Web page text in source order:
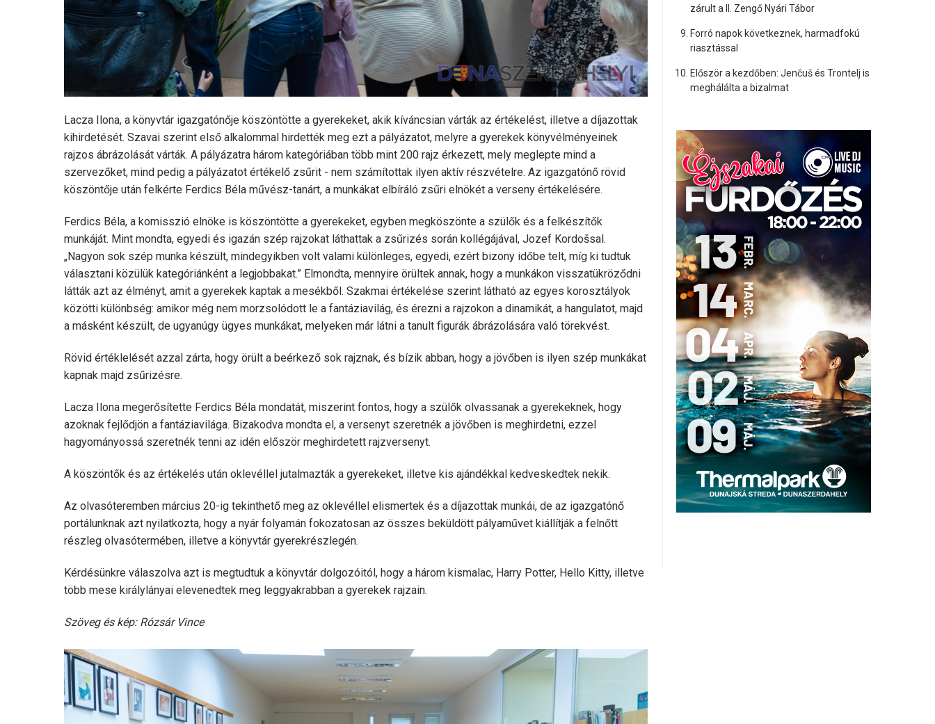
Lacza Ilona, a könyvtár igazgatónője köszöntötte a gyerekeket, akik kíváncsian várták az értékelést, illetve a díjazottak
kihirdetését. Szavai szerint első alkalommal hirdették meg ezt a pályázatot, melyre a gyerekek könyvélményeinek
rajzos ábrázolását várták. A pályázatra három kategóriában több mint 200 rajz érkezett, mely meglepte mind a
szervezőket, mind pedig a pályázatot értékelő zsűrit - nem számítottak ilyen aktív részvételre. Az igazgatónő rövid
köszöntője után felkérte Ferdics Béla művész-tanárt, a munkákat elbíráló zsűri elnökét a verseny értékelésére.
Ferdics Béla, a komisszió elnöke is köszöntötte a gyerekeket, egyben megköszönte a szülők és a felkészítők
munkáját. Mint mondta, egyedi és igazán szép rajzokat láthattak a zsűrizés során kollégájával, Jozef Kordošsal.
„Nagyon sok szép munka készült, mindegyikben volt valami különleges, egyedi, ezért bizony időbe telt, míg ki tudtuk
választani közülük kategóriánként a legjobbakat.” Elmondta, mennyire örültek annak, hogy a munkákon visszatükröződni
látták azt az élményt, amit a gyerekek kaptak a mesékből. Szakmai értékelése szerint látható az egyes korosztályok
közötti különbség: amikor még nem morzsolódott le a fantáziavilág, és érezni a rajzokon a dinamikát, a hangulatot, majd
a másként készült, de ugyanúgy ügyes munkákat, melyeken már látni a tanult figurák ábrázolására való törekvést.
Rövid értéklelését azzal zárta, hogy örült a beérkező sok rajznak, és bízik abban, hogy a jövőben is ilyen szép munkákat
kapnak majd zsűrizésre.
Lacza Ilona megerősítette Ferdics Béla mondatát, miszerint fontos, hogy a szülők olvassanak a gyerekeknek, hogy
azoknak fejlődjön a fantáziavilága. Bizakodva mondta el, a versenyt szeretnék a jövőben is meghirdetni, ezzel
hagyományossá szeretnék tenni az idén először meghirdetett rajzversenyt.
A köszöntők és az értékelés után oklevéllel jutalmazták a gyerekeket, illetve kis ajándékkal kedveskedtek nekik.
Az olvasóteremben március 20-ig tekinthető meg az oklevéllel elismertek és a díjazottak munkái, de az igazgatónő
portálunknak azt nyilatkozta, hogy a nyár folyamán fokozatosan az összes beküldött pályaművet kiállítják a felnőtt
részleg olvasótermében, illetve a könyvtár gyerekrészlegén.
Kérdésünkre válaszolva azt is megtudtuk a könyvtár dolgozóitól, hogy a három kismalac, Harry Potter, Hello Kitty, illetve
több mese királylányai elevenedtek meg leggyakrabban a gyerekek rajzain.
Szöveg és kép: Rózsár Vince
zárult a II. Zengő Nyári Tábor
Forró napok következnek, harmadfokú
riasztással
Először a kezdőben: Jenčuš és Trontelj is
meghálálta a bizalmat